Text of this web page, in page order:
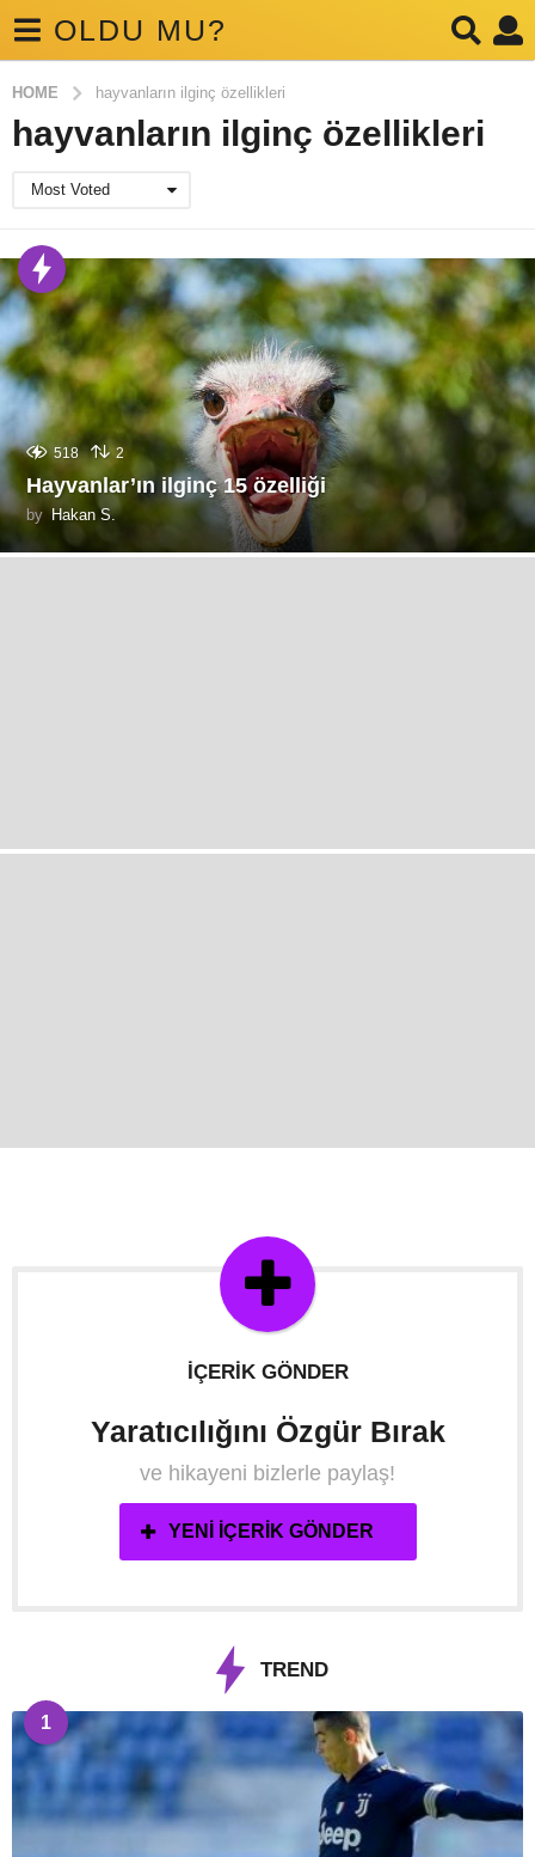
OLDU MU?
HOME hayvanların ilginç özellikleri
hayvanların ilginç özellikleri
Most Voted
518 2
Hayvanlar’ın ilginç 15 özelliği
by Hakan S.
İÇERIK GÖNDER
Yaratıcılığını Özgür Bırak
ve hikayeni bizlerle paylaş!
YENI İÇERIK GÖNDER
TREND
1